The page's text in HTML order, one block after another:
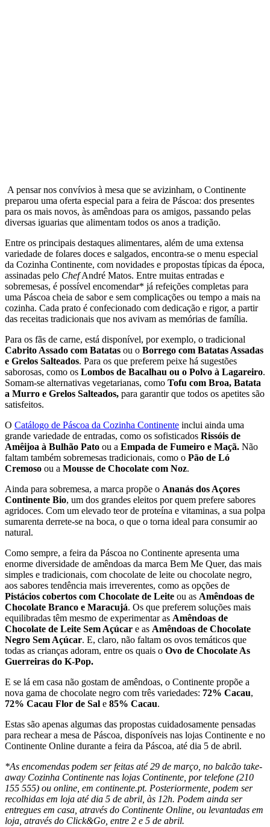
A pensar nos convívios à mesa que se avizinham, o Continente
preparou uma oferta especial para a feira de Páscoa: dos presentes
para os mais novos, às amêndoas para os amigos, passando pelas
diversas iguarias que alimentam todos os anos a tradição.
Entre os principais destaques alimentares, além de uma extensa
variedade de folares doces e salgados, encontra-se o menu especial
da Cozinha Continente, com novidades e propostas típicas da época,
assinadas pelo ChefAndré Matos. Entre muitas entradas e
sobremesas, é possível encomendar* já refeições completas para
uma Páscoa cheia de sabor e sem complicações ou tempo a mais na
cozinha. Cada prato é confecionado com dedicação e rigor, a partir
das receitas tradicionais que nos avivam as memórias de família.
Para os fãs de carne, está disponível, por exemplo, o tradicional
Cabrito Assado com Batatas ou o Borrego com Batatas Assadas
e Grelos Salteados. Para os que preferem peixe há sugestões
saborosas, como os Lombos de Bacalhau ou o Polvo à Lagareiro.
Somam-se alternativas vegetarianas, como Tofu com Broa, Batata
a Murro e Grelos Salteados, para garantir que todos os apetites são
satisfeitos.
O Catálogo de Páscoa da Cozinha Continente inclui ainda uma
grande variedade de entradas, como os sofisticados Rissóis de
Amêijoa à Bulhão Pato ou a Empada de Fumeiro e Maçã. Não
faltam também sobremesas tradicionais, como o Pão de Ló
Cremoso ou a Mousse de Chocolate com Noz.
Ainda para sobremesa, a marca propõe o Ananás dos Açores
Continente Bio, um dos grandes eleitos por quem prefere sabores
agridoces. Com um elevado teor de proteína e vitaminas, a sua polpa
sumarenta derrete-se na boca, o que o torna ideal para consumir ao
natural.
Como sempre, a feira da Páscoa no Continente apresenta uma
enorme diversidade de amêndoas da marca Bem Me Quer, das mais
simples e tradicionais, com chocolate de leite ou chocolate negro,
aos sabores tendência mais irreverentes, como as opções de
Pistácios cobertos com Chocolate de Leite ou as Amêndoas de
Chocolate Branco e Maracujá. Os que preferem soluções mais
equilibradas têm mesmo de experimentar as Amêndoas de
Chocolate de Leite Sem Açúcar e as Amêndoas de Chocolate
Negro Sem Açúcar. E, claro, não faltam os ovos temáticos que
todas as crianças adoram, entre os quais o Ovo de Chocolate As
Guerreiras do K-Pop.
E se lá em casa não gostam de amêndoas, o Continente propõe a
nova gama de chocolate negro com três variedades: 72% Cacau,
72% Cacau Flor de Sal e 85% Cacau.
Estas são apenas algumas das propostas cuidadosamente pensadas
para rechear a mesa de Páscoa, disponíveis nas lojas Continente e no
Continente Online durante a feira da Páscoa, até dia 5 de abril.
*As encomendas podem ser feitas até 29 de março, no balcão take-
away Cozinha Continente nas lojas Continente, por telefone (210
155 555) ou online, em continente.pt. Posteriormente, podem ser
recolhidas em loja até dia 5 de abril, às 12h. Podem ainda ser
entregues em casa, através do Continente Online, ou levantadas em
loja, através do Click&Go, entre 2 e 5 de abril.